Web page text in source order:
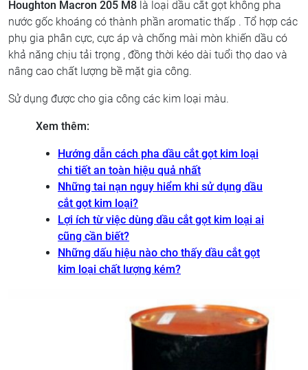
Houghton Macron 205 M8 là loại dầu cắt gọt không pha
nước gốc khoáng có thành phần aromatic thấp . Tổ hợp các
phụ gia phân cực, cực áp và chống mài mòn khiến dầu có
khả năng chịu tải trọng , đồng thời kéo dài tuổi thọ dao và
nâng cao chất lượng bề mặt gia công.
Sử dụng được cho gia công các kim loại màu.
Xem thêm:
Hướng dẫn cách pha dầu cắt gọt kim loại
chi tiết an toàn hiệu quả nhất
Những tai nạn nguy hiểm khi sử dụng dầu
cắt gọt kim loại?
Lợi ích từ việc dùng dầu cắt gọt kim loại ai
cũng cần biết?
Những dấu hiệu nào cho thấy dầu cắt gọt
kim loại chất lượng kém?